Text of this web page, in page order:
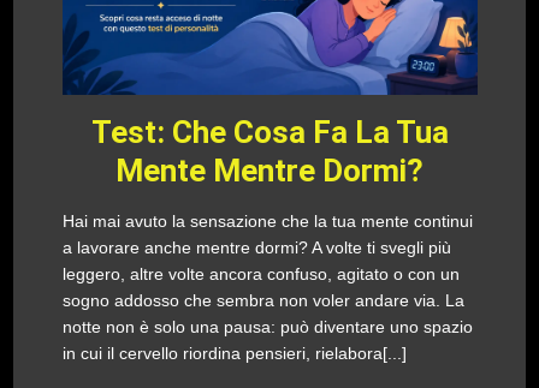
Test: Che Cosa Fa La Tua
Mente Mentre Dormi?
Hai mai avuto la sensazione che la tua mente continui
a lavorare anche mentre dormi? A volte ti svegli più
leggero, altre volte ancora confuso, agitato o con un
sogno addosso che sembra non voler andare via. La
notte non è solo una pausa: può diventare uno spazio
in cui il cervello riordina pensieri, rielabora[...]